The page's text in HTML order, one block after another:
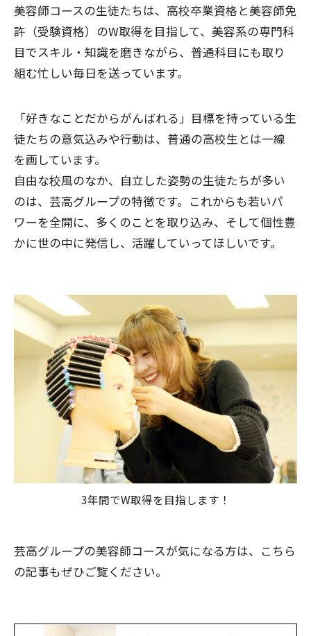
美容師コースの生徒たちは、高校卒業資格と美容師免
許（受験資格）のW取得を目指して、美容系の専門科
目でスキル・知識を磨きながら、普通科目にも取り
組む忙しい毎日を送っています。
「好きなことだからがんばれる」目標を持っている生
徒たちの意気込みや行動は、普通の高校生とは一線
を画しています。
自由な校風のなか、自立した姿勢の生徒たちが多い
のは、芸高グループの特徴です。これからも若いパ
ワーを全開に、多くのことを取り込み、そして個性豊
かに世の中に発信し、活躍していってほしいです。
3年間でW取得を目指します！
芸高グループの美容師コースが気になる方は、こちら
の記事もぜひご覧ください。